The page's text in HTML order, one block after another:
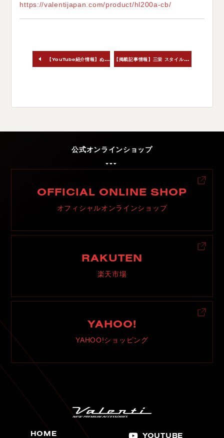
https://valentijapan.com/product/hl200a-cb/
【YouTube紹介情報】ぬぬふぁくとりー様 VALENTI TIRE WHEEL & JELBOタイヤクリーナー 【
掲載記事情報】三栄 スタイルワゴン2025年4月号 vol.352
公式オンラインショップ
OFFICIAL ONLINE SHOP
オフィシャルオンラインショップ
RAKUTEN
楽天市場
YAHOO!
YAHOO!ショッピング
HOME YOUTUBE